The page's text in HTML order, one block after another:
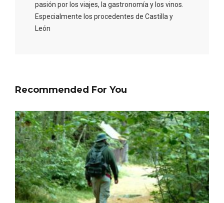
pasión por los viajes, la gastronomía y los vinos.
Especialmente los procedentes de Castilla y
León
Recommended For You
Semana Santa en la Ribera del Duero
2026